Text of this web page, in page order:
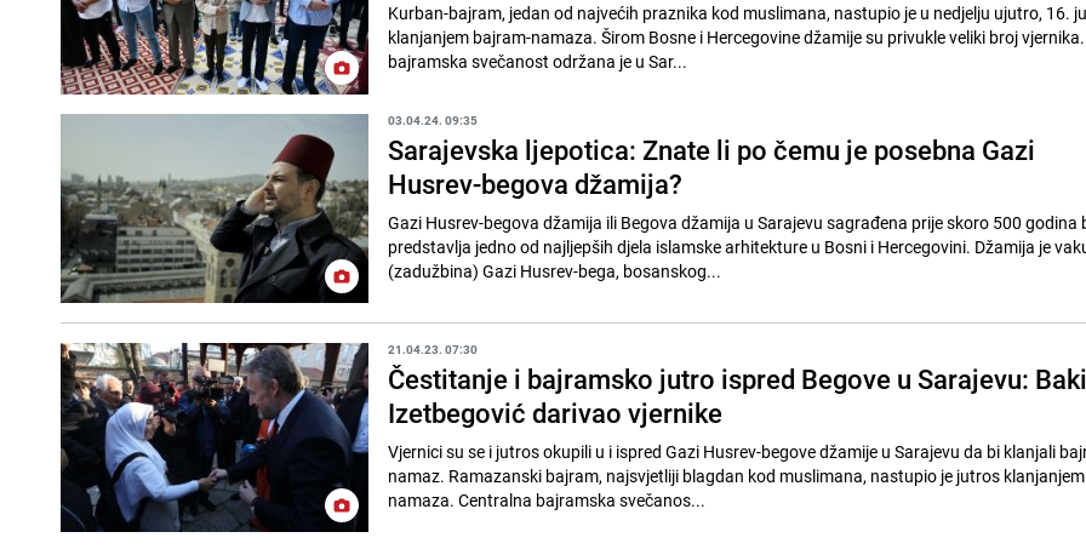
Kurban-bajram, jedan od najvećih praznika kod muslimana, nastupio je u nedjelju ujutro, 16.
klanjanjem bajram-namaza. Širom Bosne i Hercegovine džamije su privukle veliki broj
bajramska svečanost održana je u Sar...
03.04.24. 09:35
Sarajevska ljepotica: Znate li po čemu je posebna Gazi
Husrev-begova džamija?
Gazi Husrev-begova džamija ili Begova džamija u Sarajevu sagrađena prije skoro 500 godina
predstavlja jedno od najljepših djela islamske arhitekture u Bosni i Hercegovini. Džamija je
(zadužbina) Gazi Husrev-bega, bosanskog...
21.04.23. 07:30
Čestitanje i bajramsko jutro ispred Begove u Sarajevu:
Izetbegović darivao vjernike
Vjernici su se i jutros okupili u i ispred Gazi Husrev-begove džamije u Sarajevu da bi klanjali
namaz. Ramazanski bajram, najsvjetliji blagdan kod muslimana, nastupio je jutros
namaza. Centralna bajramska svečanos...